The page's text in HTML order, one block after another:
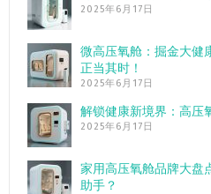
2025年6月17日
微高压氧舱：掘金大健
正当其时！
2025年6月17日
解锁健康新境界：高压
2025年6月17日
家用高压氧舱品牌大盘
助手？